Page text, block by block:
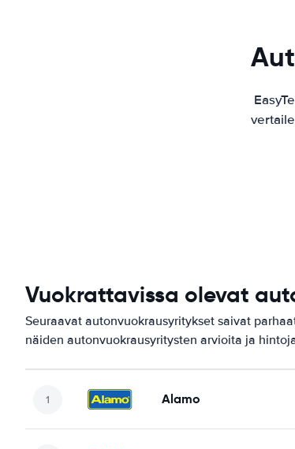
Vuokrattavissa olevat
Seuraavat autonvuokrausyritykset saivat
näiden autonvuokrausyritysten arvioita ja
Alamo